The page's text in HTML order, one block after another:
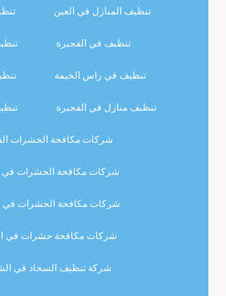
تنظيف المنازل في العين
تنظيف في الفجيرة
تنظيف في راس الخيمة
تنظيف منازل في الفجيرة
شركات مكافحة الحشرات
شركات مكافحة الحشرات في
شركات مكافحة الحشرات في
شركات مكافحة حشرات في
شركة تنظيف السجاد في